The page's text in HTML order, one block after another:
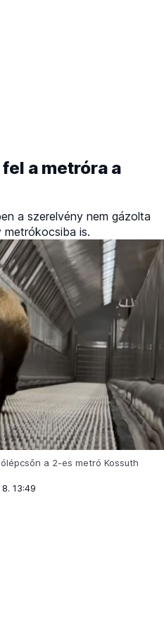
a metróra a
a szerelvény nem gázolta
is.
a 2-es metró Kossuth
13:49